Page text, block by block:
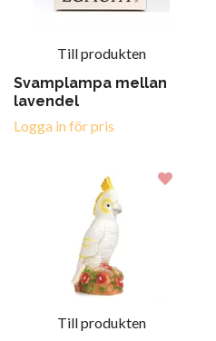
Till produkten
Svamplampa mellan
lavendel
Logga in för pris
Till produkten